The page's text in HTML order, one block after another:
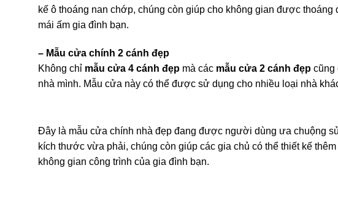
kế ô thoáng nan chớp, chúng còn giúp cho không gian được
mái ấm gia đình bạn.
– Mẫu cửa chính 2 cánh đẹp
Không chỉ mẫu cửa 4 cánh đẹp mà các mẫu cửa 2 cánh đẹp cũng
nhà mình. Mẫu cửa này có thể được sử dụng cho nhiều loại nhà
Đây là mẫu cửa chính nhà đẹp đang được người dùng ưa chuộng
kích thước vừa phải, chúng còn giúp các gia chủ có thể thiết kế
không gian công trình của gia đình bạn.